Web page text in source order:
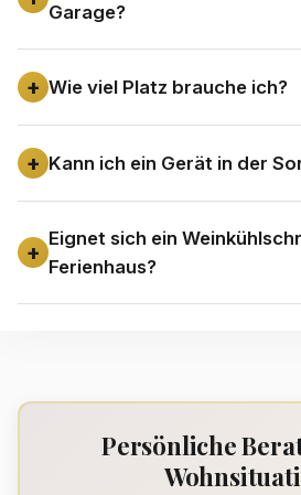
Garage?
Wie viel Platz brauche ich?
Kann ich ein Gerät in der
Eignet sich ein
Ferienhaus?
Persönliche